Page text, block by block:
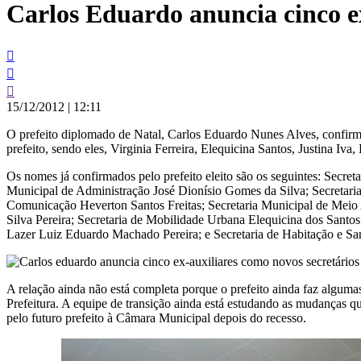
conteúdo
Carlos Eduardo anuncia cinco
15/12/2012 | 12:11
O prefeito diplomado de Natal, Carlos Eduardo Nunes Alves,
prefeito, sendo eles, Virginia Ferreira, Elequicina Santos, Justina
Os nomes já confirmados pelo prefeito eleito são os seguintes:
Municipal de Administração José Dionísio Gomes da Silva;
Comunicação Heverton Santos Freitas; Secretaria Municipal de
Silva Pereira; Secretaria de Mobilidade Urbana Elequicina dos
Lazer Luiz Eduardo Machado Pereira; e Secretaria de Habitação e
A relação ainda não está completa porque o prefeito ainda faz
Prefeitura. A equipe de transição ainda está estudando as mudanças
pelo futuro prefeito à Câmara Municipal depois do recesso.